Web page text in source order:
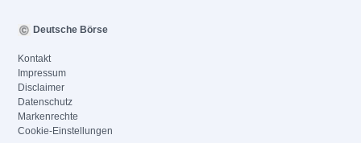
Deutsche Börse
Kontakt
Impressum
Disclaimer
Datenschutz
Markenrechte
Cookie-Einstellungen